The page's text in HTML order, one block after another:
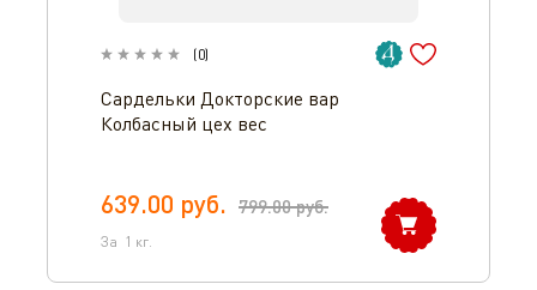
(0)
Сардельки Докторские вар
Колбасный цех вес
639.00 руб. 799.00руб.
За 1 кг.